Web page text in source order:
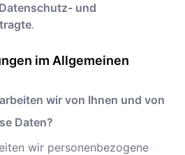
und
.
im Allgemeinen
wir von Ihnen und von
Daten?
wir personenbezogene